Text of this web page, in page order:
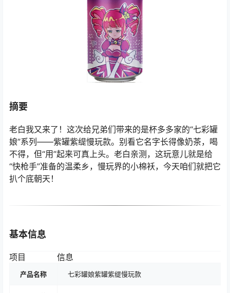
摘要
老白我又来了！这次给兄弟们带来的是杯多多家的“七彩罐
娘”系列——紫罐紫缇慢玩款。别看它名字长得像奶茶，喝
不得，但“用”起来可真上头。老白亲测，这玩意儿就是给
“快枪手”准备的温柔乡，慢玩界的小棉袄，今天咱们就把它
扒个底朝天！
基本信息
项目 信息
产品名称 七彩罐娘紫罐紫缇慢玩款